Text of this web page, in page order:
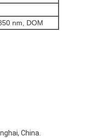
nm, DOM
China.